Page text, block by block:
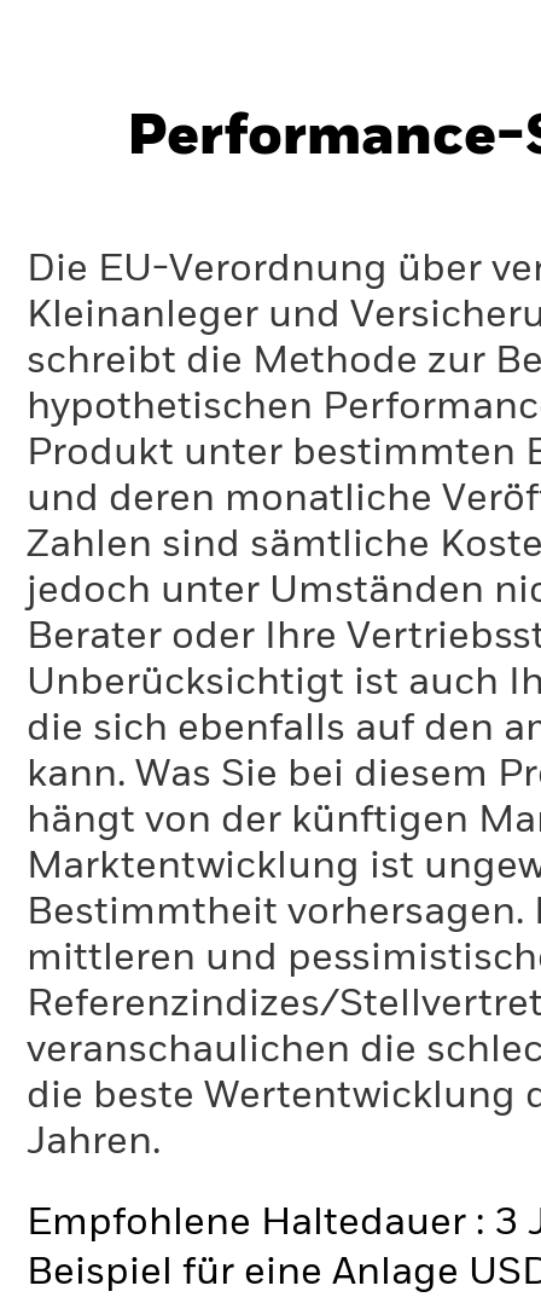
Performance-
Die EU-Verordnung über
Kleinanleger und
schreibt die Methode zur
hypothetischen
Produkt unter bestimmten
und deren monatliche
Zahlen sind sämtliche
jedoch unter Umständen
Berater oder Ihre
Unberücksichtigt ist auch
die sich ebenfalls auf den
kann. Was Sie bei diesem
hängt von der künftigen
Marktentwicklung ist
Bestimmtheit
mittleren und
Referenzindizes/
veranschaulichen die
die beste Wertentwicklung
Jahren.
Empfohlene Haltedauer : 3
Beispiel für eine Anlage